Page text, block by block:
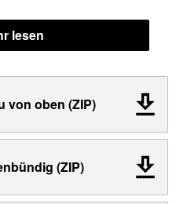
lesen
von oben (ZIP)
(ZIP)